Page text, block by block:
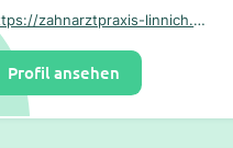
https://zahnarztpraxis-linnich.de/
Profil ansehen